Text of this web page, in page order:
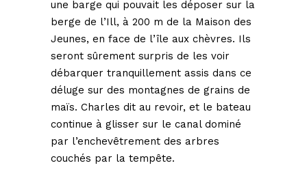
une barge qui pouvait les déposer sur la
berge de l’Ill, à 200 m de la Maison des
Jeunes, en face de l’île aux chèvres. Ils
seront sûrement surpris de les voir
débarquer tranquillement assis dans ce
déluge sur des montagnes de grains de
maïs. Charles dit au revoir, et le bateau
continue à glisser sur le canal dominé
par l’enchevêtrement des arbres
couchés par la tempête.